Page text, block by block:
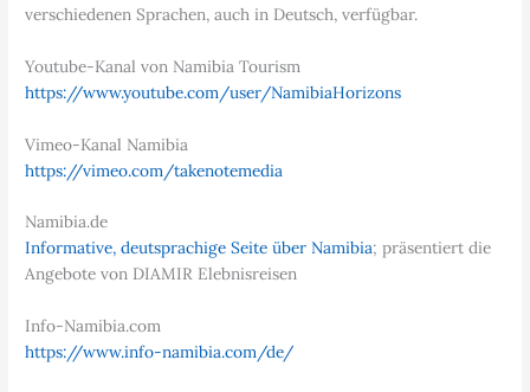
verschiedenen Sprachen, auch in Deutsch, verfügbar.
Youtube-Kanal von Namibia Tourism
https://www.youtube.com/user/NamibiaHorizons
Vimeo-Kanal Namibia
https://vimeo.com/takenotemedia
Namibia.de
Informative, deutsprachige Seite über Namibia; präsentiert die
Angebote von DIAMIR Elebnisreisen
Info-Namibia.com
https://www.info-namibia.com/de/